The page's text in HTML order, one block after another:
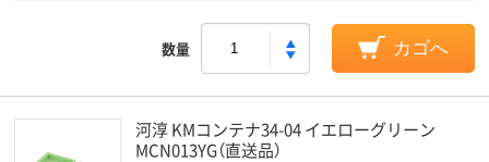
数量 カゴへ
河淳 KMコンテナ34-04 イエローグリーン
MCN013YG（直送品）